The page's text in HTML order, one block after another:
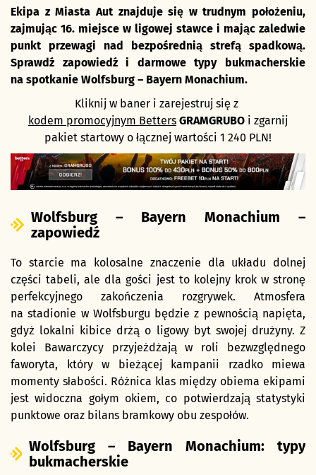
Ekipa z Miasta Aut znajduje się w trudnym położeniu,
zajmując 16. miejsce w ligowej stawce i mając zaledwie
punkt przewagi nad bezpośrednią strefą spadkową.
Sprawdź zapowiedź i darmowe typy bukmacherskie
na spotkanie Wolfsburg – Bayern Monachium.
Kliknij w baner i zarejestruj się z
kodem promocyjnym Betters GRAMGRUBO i zgarnij
pakiet startowy o łącznej wartości 1 240 PLN!
Wolfsburg – Bayern Monachium –
zapowiedź
To starcie ma kolosalne znaczenie dla układu dolnej
części tabeli, ale dla gości jest to kolejny krok w stronę
perfekcyjnego zakończenia rozgrywek. Atmosfera
na stadionie w Wolfsburgu będzie z pewnością napięta,
gdyż lokalni kibice drżą o ligowy byt swojej drużyny. Z
kolei Bawarczycy przyjeżdżają w roli bezwzględnego
faworyta, który w bieżącej kampanii rzadko miewa
momenty słabości. Różnica klas między obiema ekipami
jest widoczna gołym okiem, co potwierdzają statystyki
punktowe oraz bilans bramkowy obu zespołów.
Wolfsburg – Bayern Monachium: typy
bukmacherskie